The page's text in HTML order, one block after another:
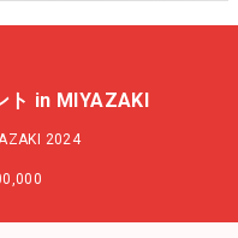
ト in MIYAZAKI
2024